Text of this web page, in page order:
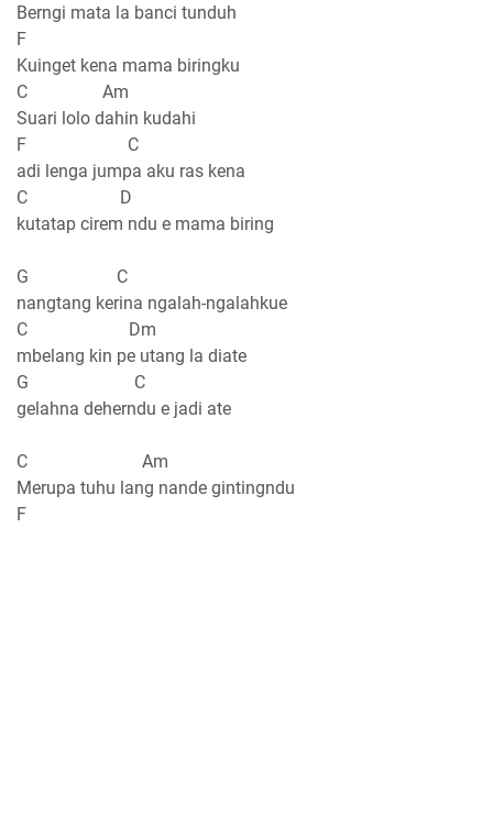
Berngi mata la banci tunduh
F
Kuinget kena mama biringku
C Am
Suari lolo dahin kudahi
F C
adi lenga jumpa aku ras kena
C D
kutatap cirem ndu e mama biring
G C
nangtang kerina ngalah-ngalahkue
C Dm
mbelang kin pe utang la diate
G C
gelahna deherndu e jadi ate
C Am
Merupa tuhu lang nande gintingndu
F